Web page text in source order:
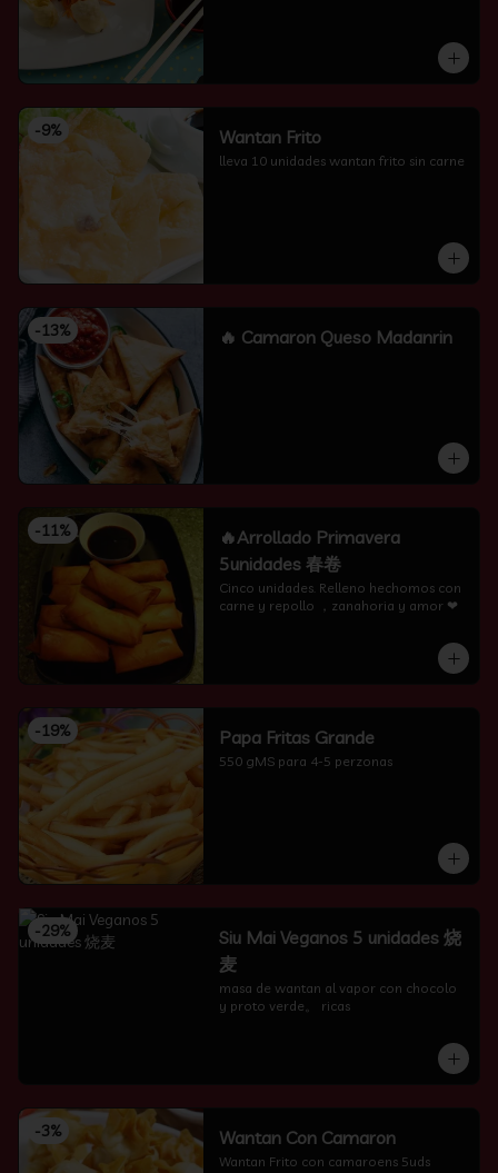
-9% Wantan Frito
lleva 10 unidades wantan frito sin carne
-13% 🔥 Camaron Queso Madanrin
-11%
🔥Arrollado Primavera
5unidades 春卷
Cinco unidades. Relleno hechomos con
carne y repollo ，zanahoria y amor ❤
-19% Papa Fritas Grande
550 gMS para 4-5 perzonas
-29%
Siu Mai Veganos 5 unidades 烧
麦
masa de wantan al vapor con chocolo
y proto verde。 ricas
-3% Wantan Con Camaron
Wantan Frito con camaroens 5uds